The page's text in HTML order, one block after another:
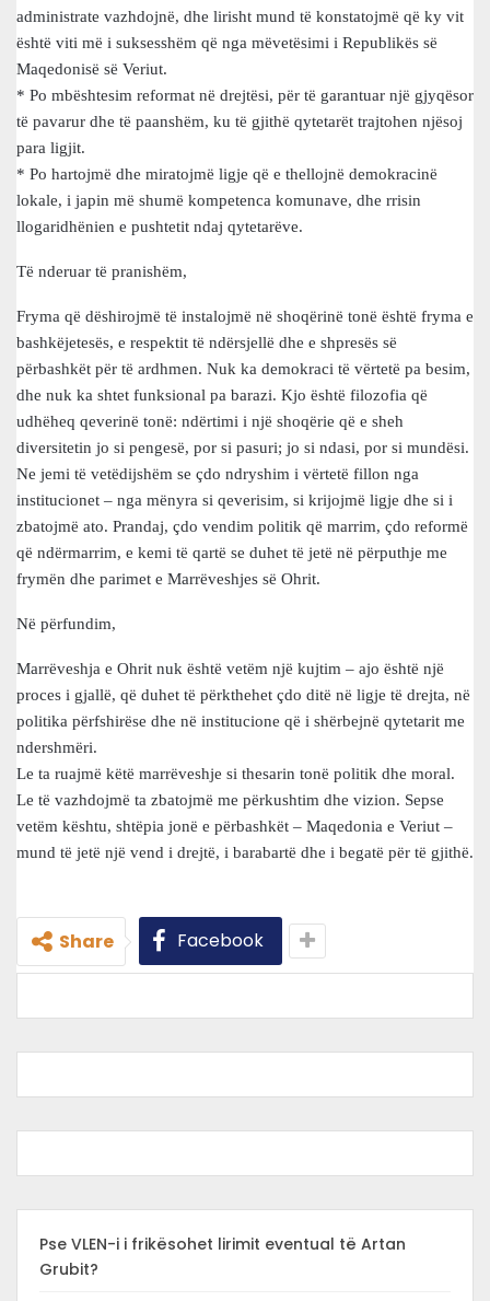
administrate vazhdojnë, dhe lirisht mund të konstatojmë që ky vit
është viti më i suksesshëm që nga mëvetësimi i Republikës së
Maqedonisë së Veriut.
* Po mbështesim reformat në drejtësi, për të garantuar një gjyqësor
të pavarur dhe të paanshëm, ku të gjithë qytetarët trajtohen njësoj
para ligjit.
* Po hartojmë dhe miratojmë ligje që e thellojnë demokracinë
lokale, i japin më shumë kompetenca komunave, dhe rrisin
llogaridhënien e pushtetit ndaj qytetarëve.
Të nderuar të pranishëm,
Fryma që dëshirojmë të instalojmë në shoqërinë tonë është fryma e
bashkëjetesës, e respektit të ndërsjellë dhe e shpresës së
përbashkët për të ardhmen. Nuk ka demokraci të vërtetë pa besim,
dhe nuk ka shtet funksional pa barazi. Kjo është filozofia që
udhëheq qeverinë tonë: ndërtimi i një shoqërie që e sheh
diversitetin jo si pengesë, por si pasuri; jo si ndasi, por si mundësi.
Ne jemi të vetëdijshëm se çdo ndryshim i vërtetë fillon nga
institucionet – nga mënyra si qeverisim, si krijojmë ligje dhe si i
zbatojmë ato. Prandaj, çdo vendim politik që marrim, çdo reformë
që ndërmarrim, e kemi të qartë se duhet të jetë në përputhje me
frymën dhe parimet e Marrëveshjes së Ohrit.
Në përfundim,
Marrëveshja e Ohrit nuk është vetëm një kujtim – ajo është një
proces i gjallë, që duhet të përkthehet çdo ditë në ligje të drejta, në
politika përfshirëse dhe në institucione që i shërbejnë qytetarit me
ndershmëri.
Le ta ruajmë këtë marrëveshje si thesarin tonë politik dhe moral.
Le të vazhdojmë ta zbatojmë me përkushtim dhe vizion. Sepse
vetëm kështu, shtëpia jonë e përbashkët – Maqedonia e Veriut –
mund të jetë një vend i drejtë, i barabartë dhe i begatë për të gjithë.
Share Facebook
Pse VLEN-i i frikësohet lirimit eventual të Artan
Grubit?